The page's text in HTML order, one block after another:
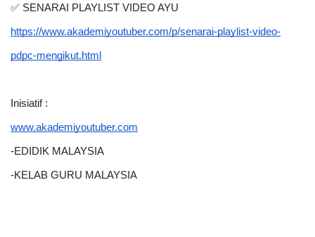
✅ SENARAI PLAYLIST VIDEO AYU
https://www.akademiyoutuber.com/p/senarai-playlist-video-
pdpc-mengikut.html
Inisiatif :
www.akademiyoutuber.com
-EDIDIK MALAYSIA
-KELAB GURU MALAYSIA